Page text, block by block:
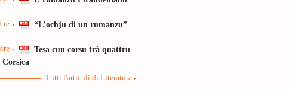
“L’ochju di un rumanzu”
Tesa cun corsu trà quattru
Tutti l'articuli di Literatura